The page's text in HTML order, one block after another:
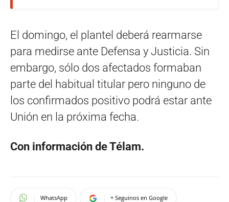
El domingo, el plantel deberá rearmarse
para medirse ante Defensa y Justicia. Sin
embargo, sólo dos afectados formaban
parte del habitual titular pero ninguno de
los confirmados positivo podrá estar ante
Unión en la próxima fecha.
Con información de Télam.
WhatsApp + Seguinos en Google